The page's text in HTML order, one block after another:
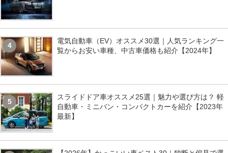
4
電気自動車（EV）オススメ30選｜人気ランキング一
覧からお安い車種、中古車価格も紹介【2024年】
5
スライドドア車オススメ25選｜魅力や選び方は？ 軽
自動車・ミニバン・コンパクトカーを紹介【2023年
最新】